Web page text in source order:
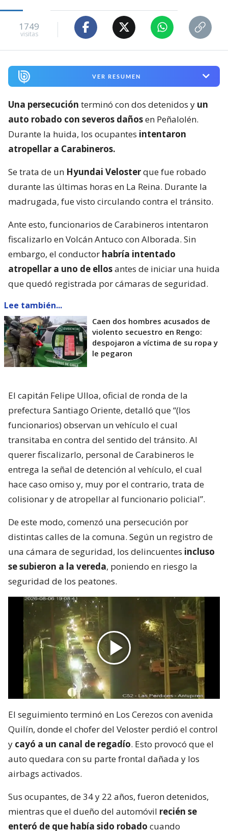
1749
visitas
VER RESUMEN
Una persecución terminó con dos detenidos y un
auto robado con severos dañosen Peñalolén.
Durante la huida, los ocupantes intentaron
atropellar a Carabineros.
Se trata de un Hyundai Velosterque fue robado
durante las últimas horas en La Reina. Durante la
madrugada, fue visto circulando contra el tránsito.
Ante esto, funcionarios de Carabineros intentaron
fiscalizarlo en Volcán Antuco con Alborada. Sin
embargo, el conductor habría intentado
atropellar a uno de ellosantes de iniciar una huida
que quedó registrada por cámaras de seguridad.
Lee también...
Caen dos hombres acusados de
violento secuestro en Rengo:
despojaron a víctima de su ropa y
le pegaron
El capitán Felipe Ulloa, oficial de ronda de la
prefectura Santiago Oriente, detalló que “(los
funcionarios) observan un vehículo el cual
transitaba en contra del sentido del tránsito. Al
querer fiscalizarlo, personal de Carabineros le
entrega la señal de detención al vehículo, el cual
hace caso omiso y, muy por el contrario, trata de
colisionar y de atropellar al funcionario policial”.
De este modo, comenzó una persecución por
distintas calles de la comuna. Según un registro de
una cámara de seguridad, los delincuentes incluso
se subieron a la vereda, poniendo en riesgo la
seguridad de los peatones.
El seguimiento terminó en Los Cerezos con avenida
Quilín, donde el chofer del Veloster perdió el control
y cayó a un canal de regadío. Esto provocó que el
auto quedara con su parte frontal dañada y los
airbags activados.
Sus ocupantes, de 34 y 22 años, fueron detenidos,
mientras que el dueño del automóvil recién se
enteró de que había sido robado cuando